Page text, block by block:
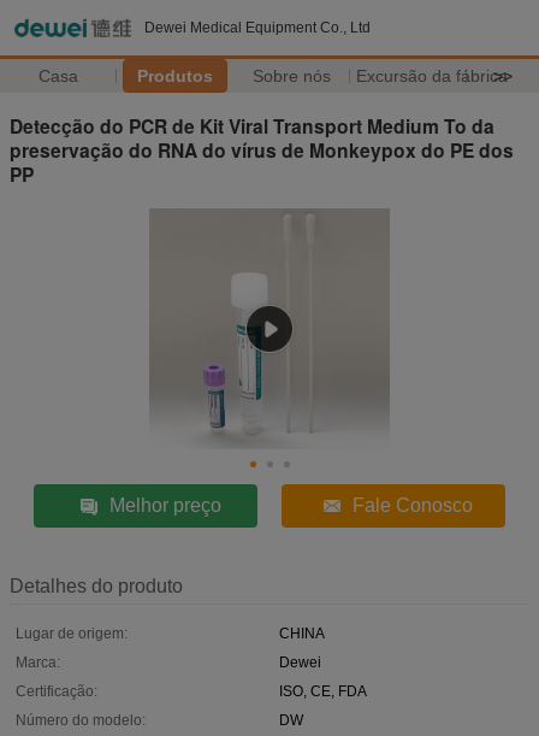
Dewei Medical Equipment Co., Ltd
Casa Produtos Sobre nós Excursão da fábrica
>>
Detecção do PCR de Kit Viral Transport Medium To da
preservação do RNA do vírus de Monkeypox do PE dos
PP
Melhor preço Fale Conosco
Detalhes do produto
Lugar de origem:
CHINA
Marca:
Dewei
Certificação:
ISO, CE, FDA
Número do modelo:
DW